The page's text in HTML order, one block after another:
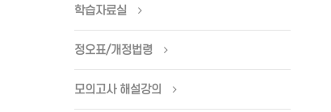
학습자료실
정오표/개정법령
모의고사 해설강의